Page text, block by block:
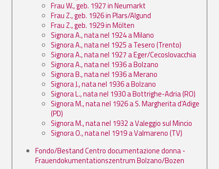
Frau W., geb. 1927 in Neumarkt
Frau Z., geb. 1926 in Plars/Algund
Frau Z., geb. 1929 in Mölten
Signora A., nata nel 1924 a Milano
Signora A., nata nel 1925 a Tesero (Trento)
Signora A., nata nel 1927 a Eger/Cecoslovacchia
Signora A., nata nel 1936 a Bolzano
Signora B., nata nel 1936 a Merano
Signora J., nata nel 1936 a Bolzano
Signora L., nata nel 1930 a Bottrighe-Adria (RO)
Signora M., nata nel 1926 a S. Margherita d’Adige
(PD)
Signora M., nata nel 1932 a Valeggio sul Mincio
Signora O., nata nel 1919 a Valmareno (TV)
Fondo/Bestand Centro documentazione donna -
Frauendokumentationszentrum Bolzano/Bozen